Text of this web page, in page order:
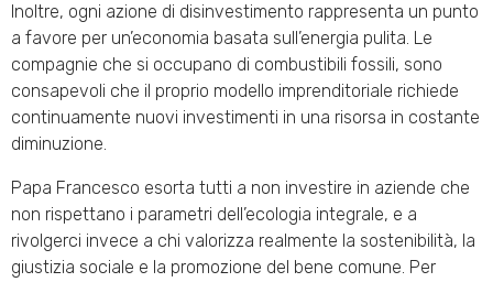
Inoltre, ogni azione di disinvestimento rappresenta un punto
a favore per un’economia basata sull’energia pulita. Le
compagnie che si occupano di combustibili fossili, sono
consapevoli che il proprio modello imprenditoriale richiede
continuamente nuovi investimenti in una risorsa in costante
diminuzione.
Papa Francesco esorta tutti a non investire in aziende che
non rispettano i parametri dell’ecologia integrale, e a
rivolgerci invece a chi valorizza realmente la sostenibilità, la
giustizia sociale e la promozione del bene comune. Per